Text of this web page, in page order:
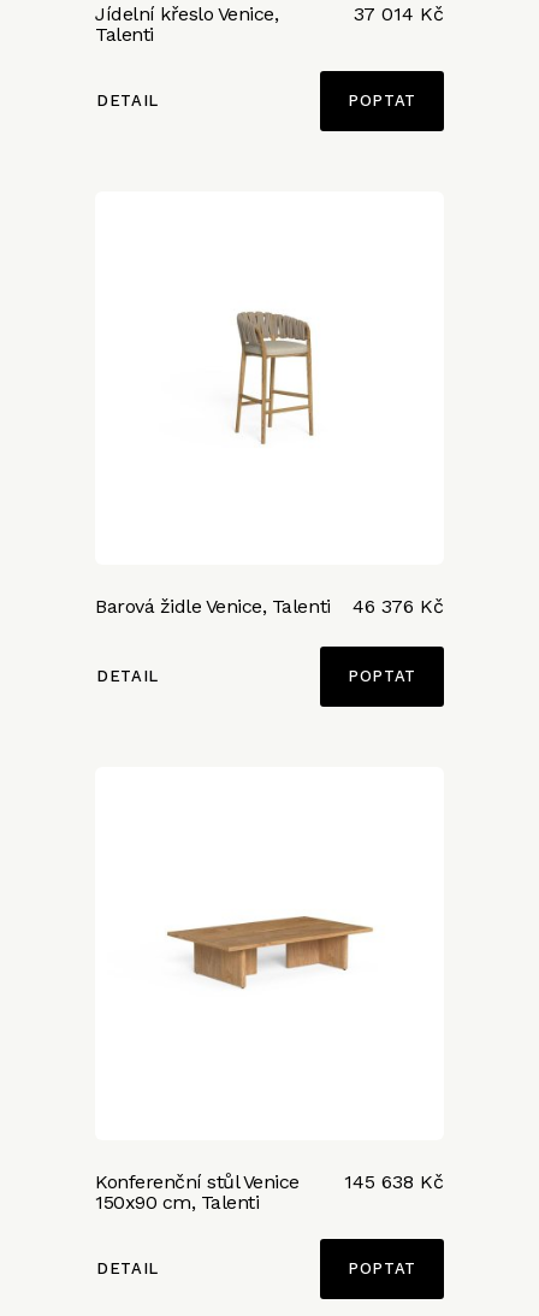
Jídelní křeslo Venice,
Talenti
37 014 Kč
DETAIL POPTAT
Barová židle Venice, Talenti 46 376 Kč
DETAIL POPTAT
Konferenční stůl Venice
150x90 cm, Talenti
145 638 Kč
DETAIL POPTAT